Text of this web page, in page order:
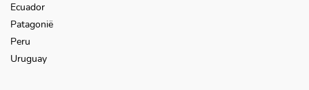
Ecuador
Patagonië
Peru
Uruguay